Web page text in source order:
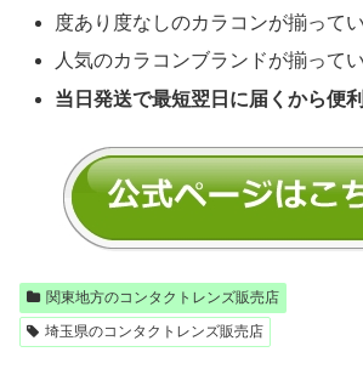
度あり度なしのカラコンが揃って
人気のカラコンブランドが揃って
当日発送で最短翌日に届くから便利
関東地方のコンタクトレンズ販売店
埼玉県のコンタクトレンズ販売店